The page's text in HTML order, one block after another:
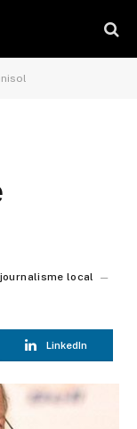
local
LinkedIn